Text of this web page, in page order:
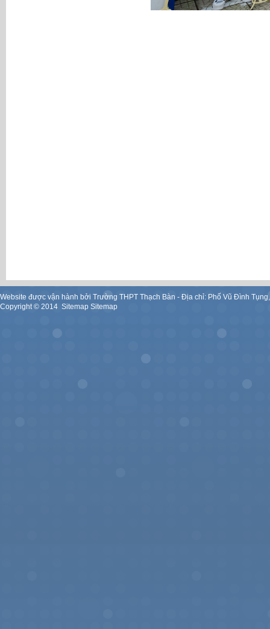
Website được vận hành bởi Trường THPT Thạch Bàn - Địa chỉ: Phố Vũ Đình
Copyright © 2014. Sitemap Sitemap